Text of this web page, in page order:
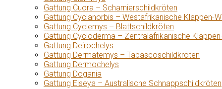
Gattung Cuora – Scharnierschildkröten
Gattung Cyclanorbis – Westafrikanische Klappen-
Gattung Cyclemys – Blattschildkröten
Gattung Cycloderma – Zentralafrikanische
Gattung Deirochelys
Gattung Dermatemys – Tabascoschildkröten
Gattung Dermochelys
Gattung Dogania
Gattung Elseya – Australische Schnappschildkröten